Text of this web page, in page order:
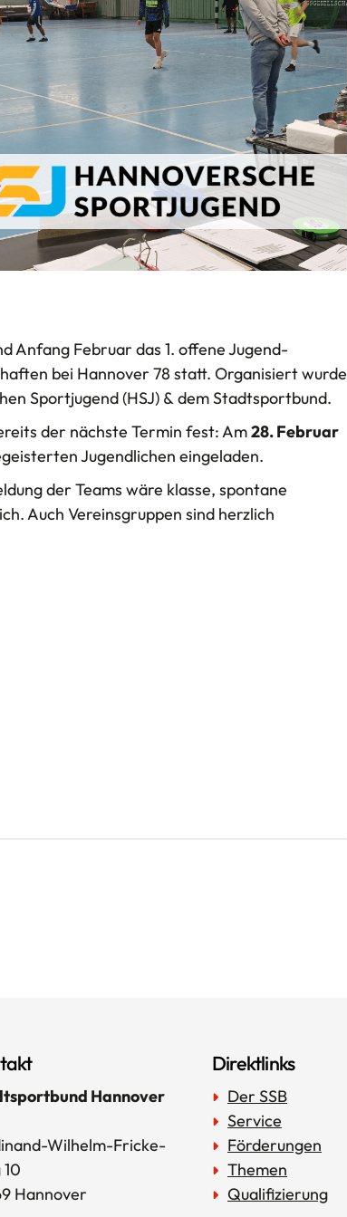
Anfang Februar das 1. offene Jugend-
bei Hannover 78 statt. Organisiert wurde
Sportjugend (HSJ) & dem Stadtsportbund.
der nächste Termin fest: Am28. Februar
Jugendlichen eingeladen.
der Teams wäre klasse, spontane
Auch Vereinsgruppen sind herzlich
Hannover
Wilhelm-Fricke-
Hannover
Direktlinks
Der SSB
Service
Förderungen
Themen
Qualifizierung